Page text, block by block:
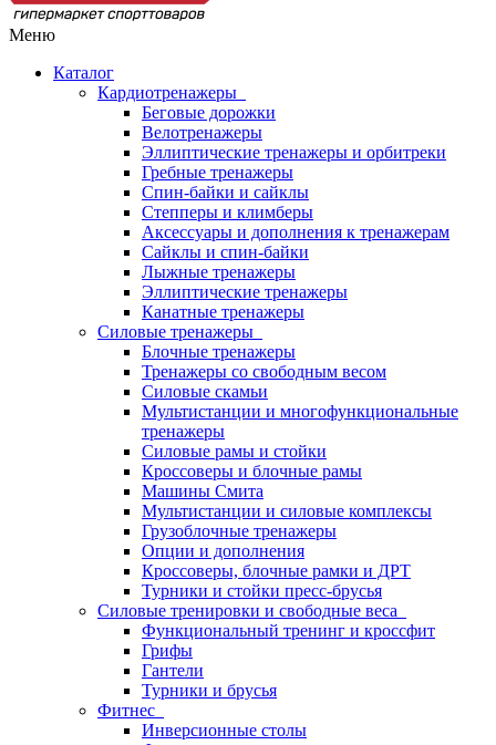
Меню
Каталог
Кардиотренажеры
Беговые дорожки
Велотренажеры
Эллиптические тренажеры и орбитреки
Гребные тренажеры
Спин-байки и сайклы
Степперы и климберы
Аксессуары и дополнения к тренажерам
Сайклы и спин-байки
Лыжные тренажеры
Эллиптические тренажеры
Канатные тренажеры
Силовые тренажеры
Блочные тренажеры
Тренажеры со свободным весом
Силовые скамьи
Мультистанции и многофункциональные
тренажеры
Силовые рамы и стойки
Кроссоверы и блочные рамы
Машины Смита
Мультистанции и силовые комплексы
Грузоблочные тренажеры
Опции и дополнения
Кроссоверы, блочные рамки и ДРТ
Турники и стойки пресс-брусья
Силовые тренировки и свободные веса
Функциональный тренинг и кроссфит
Грифы
Гантели
Турники и брусья
Фитнес
Инверсионные столы